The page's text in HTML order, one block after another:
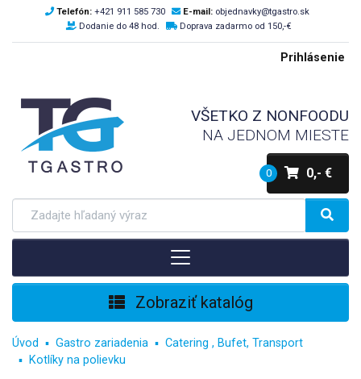
Telefón: +421 911 585 730 E-mail: objednavky@tgastro.sk
Dodanie do 48 hod.
Doprava zadarmo od 150,-€
Prihlásenie
VŠETKO Z NONFOODU
NA JEDNOM MIESTE
0 0,- €
Zobraziť katalóg
Úvod Gastro zariadenia
Catering , Bufet, Transport
Kotlíky na polievku